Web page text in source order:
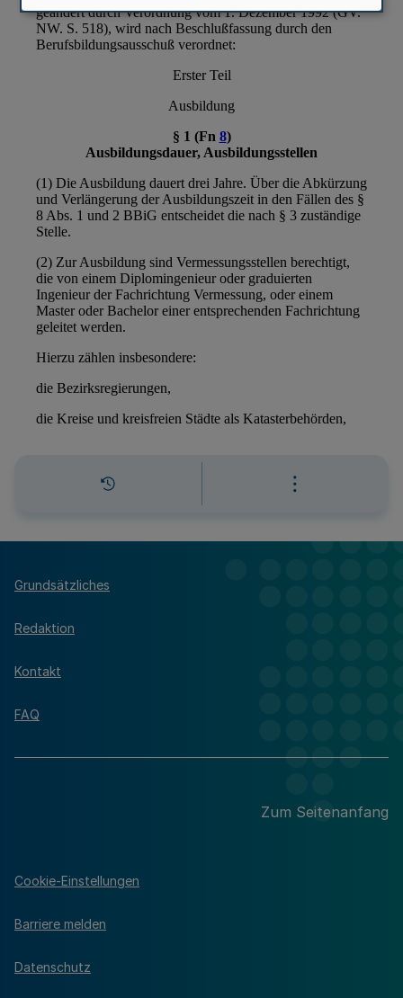
Grundsätzliches
Redaktion
Kontakt
FAQ
Zum Seitenanfang
Cookie-Einstellungen
Barriere melden
Datenschutz